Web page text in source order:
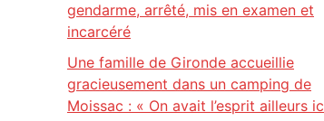
gendarme, arrêté, mis en examen et
incarcéré
Une famille de Gironde accueillie
gracieusement dans un camping de
Moissac : « On avait l’esprit ailleurs